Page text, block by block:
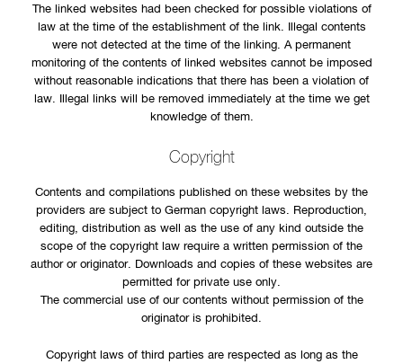
The linked websites had been checked for possible violations of
law at the time of the establishment of the link. Illegal contents
were not detected at the time of the linking. A permanent
monitoring of the contents of linked websites cannot be imposed
without reasonable indications that there has been a violation of
law. Illegal links will be removed immediately at the time we get
knowledge of them.
Copyright
Contents and compilations published on these websites by the
providers are subject to German copyright laws. Reproduction,
editing, distribution as well as the use of any kind outside the
scope of the copyright law require a written permission of the
author or originator. Downloads and copies of these websites are
permitted for private use only.
The commercial use of our contents without permission of the
originator is prohibited.
Copyright laws of third parties are respected as long as the